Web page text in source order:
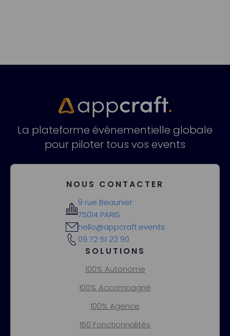
La plateforme événementielle globale
pour piloter tous vos events
NOUS CONTACTER
9 rue Beaunier
75014 PARIS
hello@appcraft.events
09 72 51 22 90
SOLUTIONS
100% Autonome
100% Accompagné
100% Agence
150 Fonctionnalités